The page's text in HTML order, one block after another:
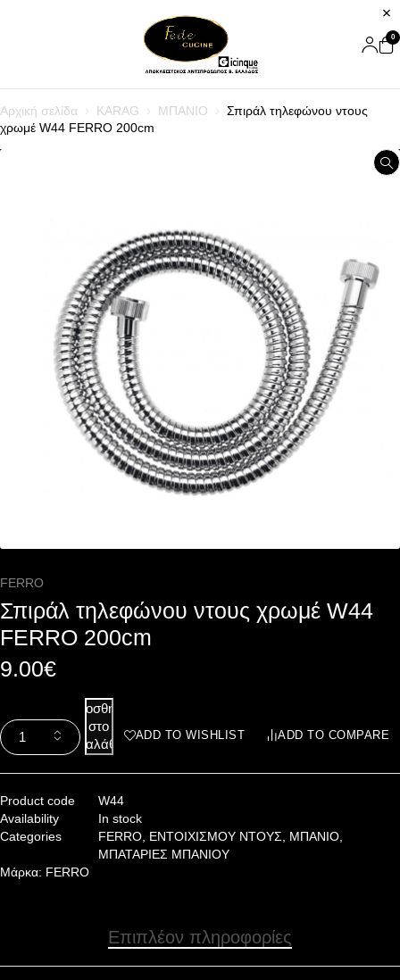
0
Αρχική σελίδα KARAG ΜΠΑΝΙΟ
Σπιράλ τηλεφώνου ντους
χρωμέ W44 FERRO 200cm
FERRO
Σπιράλ τηλεφώνου ντους χρωμέ W44
FERRO 200cm
9.00€
Προσθήκη
στο
καλάθι
ADD TO WISHLIST ADD TO COMPARE
Product code
W44
Availability
In stock
Categories
FERRO, ΕΝΤΟΙΧΙΣΜΟΥ ΝΤΟΥΣ, ΜΠΑΝΙΟ,
ΜΠΑΤΑΡΙΕΣ ΜΠΑΝΙΟΥ
Μάρκα: FERRO
Επιπλέον πληροφορίες